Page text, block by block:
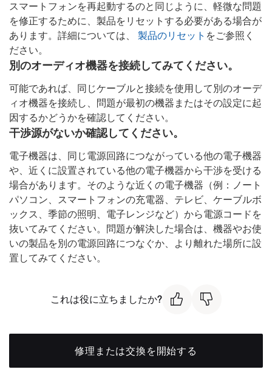
スマートフォンを再起動するのと同じように、軽微な問題
を修正するために、製品をリセットする必要がある場合が
あります。詳細については、 製品のリセット をご参照く
ださい。
別のオーディオ機器を接続してみてください。
可能であれば、同じケーブルと接続を使用して別のオーデ
ィオ機器を接続し、問題が最初の機器またはその設定に起
因するかどうかを確認してください。
干渉源がないか確認してください。
電子機器は、同じ電源回路につながっている他の電子機器
や、近くに設置されている他の電子機器から干渉を受ける
場合があります。そのような近くの電子機器（例：ノート
パソコン、スマートフォンの充電器、テレビ、ケーブルボ
ックス、季節の照明、電子レンジなど）から電源コードを
抜いてみてください。問題が解決した場合は、機器やお使
いの製品を別の電源回路につなぐか、より離れた場所に設
置してみてください。
これは役に立ちましたか?
修理または交換を開始する